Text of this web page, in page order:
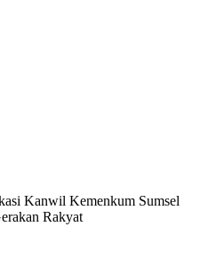
Kanwil Kemenkum Sumsel
Rakyat